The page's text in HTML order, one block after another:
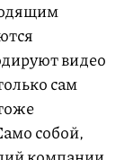
видео
сам
собой,